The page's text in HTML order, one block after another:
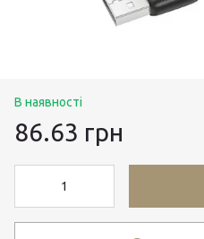
В наявності
86.63 грн